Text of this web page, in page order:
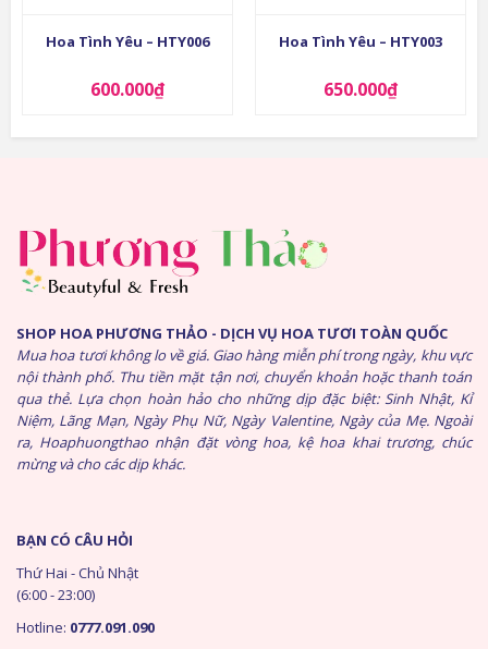
Hoa Tình Yêu – HTY006
600.000₫
Hoa Tình Yêu – HTY003
650.000₫
SHOP HOA PHƯƠNG THẢO - DỊCH VỤ HOA TƯƠI TOÀN QUỐC
Mua hoa tươi không lo về giá. Giao hàng miễn phí trong ngày, khu vực
nội thành phố. Thu tiền mặt tận nơi, chuyển khoản hoặc thanh toán
qua thẻ. Lựa chọn hoàn hảo cho những dịp đặc biệt: Sinh Nhật, Kỉ
Niệm, Lãng Mạn, Ngày Phụ Nữ, Ngày Valentine, Ngày của Mẹ. Ngoài
ra, Hoaphuongthao nhận đặt vòng hoa, kệ hoa khai trương, chúc
mừng và cho các dịp khác.
BẠN CÓ CÂU HỎI
Thứ Hai - Chủ Nhật
(6:00 - 23:00)
Hotline: 0777.091.090